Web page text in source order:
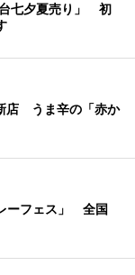
七夕夏売り」 初
店 うま辛の「赤か
ーフェス」 全国